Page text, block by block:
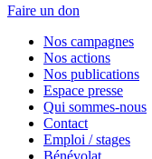
Faire un don
Nos campagnes
Nos actions
Nos publications
Espace presse
Qui sommes-nous
Contact
Emploi / stages
Bénévolat